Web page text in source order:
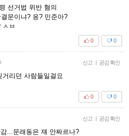
선거법 위반 혐의
문이냐? 응? 민준아?
ㅅㅂ
0
0
신고 | 공감 확인
리던 사람들일걸요
0
0
신고 | 공감 확인
...문래동은 쟤 안짜르나?